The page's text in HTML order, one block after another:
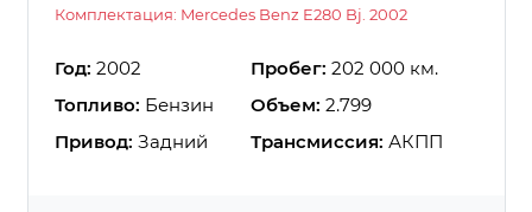
Комплектация: Mercedes Benz E280 Bj. 2002
Год: 2002 Пробег: 202 000 км.
Топливо: Бензин Объем: 2.799
Привод: Задний Трансмиссия: АКПП